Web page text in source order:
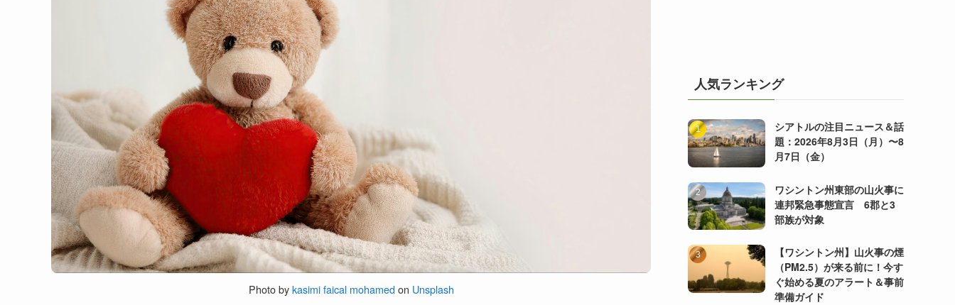
Photo bykasimi faical mohamedon Unsplash
人気ランキング
シアトルの注目ニュース＆話
題：2026年8月3日（月）〜8
月7日（金）
ワシントン州東部の山火事に
連邦緊急事態宣言 6郡と3
部族が対象
【ワシントン州】山火事の煙
（PM2.5）が来る前に！今す
ぐ始める夏のアラート＆事前
準備ガイド